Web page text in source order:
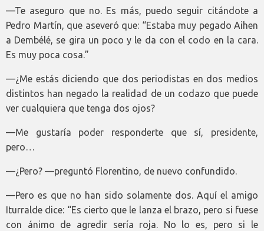
—Te aseguro que no. Es más, puedo seguir citándote a
Pedro Martín, que aseveró que: “Estaba muy pegado Aihen
a Dembélé, se gira un poco y le da con el codo en la cara.
Es muy poca cosa.”
—¿Me estás diciendo que dos periodistas en dos medios
distintos han negado la realidad de un codazo que puede
ver cualquiera que tenga dos ojos?
—Me gustaría poder responderte que sí, presidente,
pero…
—¿Pero? —preguntó Florentino, de nuevo confundido.
—Pero es que no han sido solamente dos. Aquí el amigo
Iturralde dice: “Es cierto que le lanza el brazo, pero si fuese
con ánimo de agredir sería roja. No lo es, pero si le